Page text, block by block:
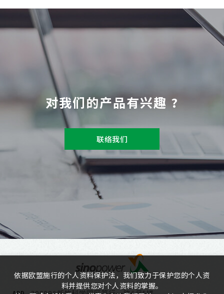
对我们的产品有兴趣 ?
联络我们
依据欧盟施行的个人资料保护法，我们致力于保护您的个人资
料并提供您对个人资料的掌握。